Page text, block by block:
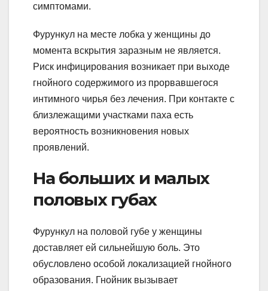
симптомами.
Фурункул на месте лобка у женщины до
момента вскрытия заразным не является.
Риск инфицирования возникает при выходе
гнойного содержимого из прорвавшегося
интимного чирья без лечения. При контакте с
близлежащими участками паха есть
вероятность возникновения новых
проявлений.
На больших и малых
половых губах
Фурункул на половой губе у женщины
доставляет ей сильнейшую боль. Это
обусловлено особой локализацией гнойного
образования. Гнойник вызывает